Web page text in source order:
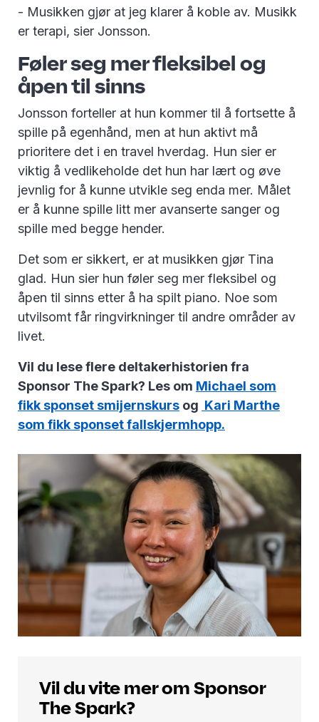
- Musikken gjør at jeg klarer å koble av. Musikk
er terapi, sier Jonsson.
Føler seg mer fleksibel og
åpen til sinns
Jonsson forteller at hun kommer til å fortsette å
spille på egenhånd, men at hun aktivt må
prioritere det i en travel hverdag. Hun sier er
viktig å vedlikeholde det hun har lært og øve
jevnlig for å kunne utvikle seg enda mer. Målet
er å kunne spille litt mer avanserte sanger og
spille med begge hender.
Det som er sikkert, er at musikken gjør Tina
glad. Hun sier hun føler seg mer fleksibel og
åpen til sinns etter å ha spilt piano. Noe som
utvilsomt får ringvirkninger til andre områder av
livet.
Vil du lese flere deltakerhistorien fra
Sponsor The Spark? Les om Michael som
fikk sponset smijernskurs og Kari Marthe
som fikk sponset fallskjermhopp.
Vil du vite mer om Sponsor
The Spark?